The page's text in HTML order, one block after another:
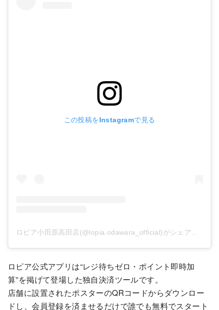
この投稿をInstagramで見る
ロピア公式アプリは“レジ待ちゼロ・ポイント即時加
算”を掲げて登場した独自決済ツールです。
店舗に設置されたポスターのQRコードからダウンロー
ドし、会員登録を済ませるだけで誰でも無料でスタート